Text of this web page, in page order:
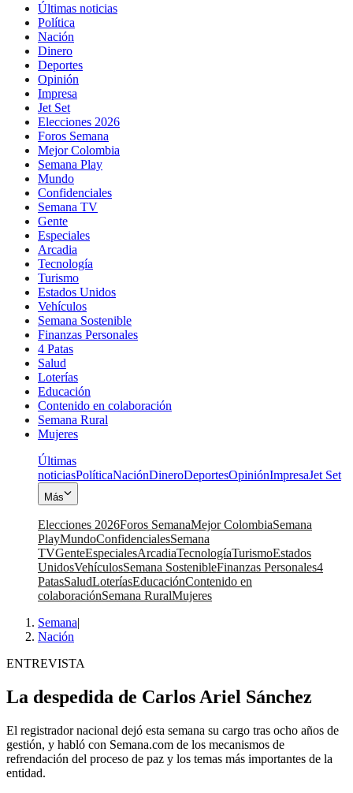
Últimas noticias
Política
Nación
Dinero
Deportes
Opinión
Impresa
Jet Set
Elecciones 2026
Foros Semana
Mejor Colombia
Semana Play
Mundo
Confidenciales
Semana TV
Gente
Especiales
Arcadia
Tecnología
Turismo
Estados Unidos
Vehículos
Semana Sostenible
Finanzas Personales
4 Patas
Salud
Loterías
Educación
Contenido en colaboración
Semana Rural
Mujeres
Últimas
noticiasPolíticaNaciónDineroDeportesOpiniónImpresaJet Set
Más
Elecciones 2026Foros SemanaMejor ColombiaSemana
PlayMundoConfidencialesSemana
TVGenteEspecialesArcadiaTecnologíaTurismoEstados
UnidosVehículosSemana SostenibleFinanzas Personales4
PatasSaludLoteríasEducaciónContenido en
colaboraciónSemana RuralMujeres
Semana|
Nación
ENTREVISTA
La despedida de Carlos Ariel Sánchez
El registrador nacional dejó esta semana su cargo tras ocho años de
gestión, y habló con Semana.com de los mecanismos de
refrendación del proceso de paz y los temas más importantes de la
entidad.